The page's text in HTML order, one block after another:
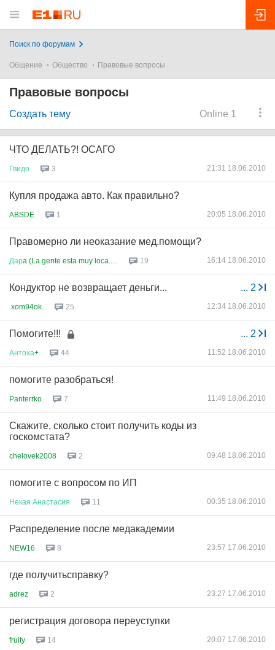
Поиск по форумам
Общение Общество Правовые вопросы
Правовые вопросы
Online 1
Создать тему
ЧТО ДЕЛАТЬ?! ОСАГО
Гвидо 3 21:31 18.06.2010
Купля продажа авто. Как правильно?
ABSDE 1 20:05 18.06.2010
Правомерно ли неоказание мед.помощи?
Дарa (La gente esta muy loca..... 19 16:14 18.06.2010
... 2
Кондуктор не возвращает деньги...
.xom94ok. 25 12:34 18.06.2010
... 2
Помогите!!!
Антоха+ 44 11:52 18.06.2010
помогите разобраться!
Panterrko 7 11:49 18.06.2010
Скажите, сколько стоит получить коды из
госкомстата?
chelovek2008 2 09:48 18.06.2010
помогите с вопросом по ИП
Некая Анастасия 11 00:35 18.06.2010
Распределение после медакадемии
NEW16 8 23:57 17.06.2010
где получитьсправку?
adrez 2 23:27 17.06.2010
регистрация договора переуступки
fruity 14 20:07 17.06.2010